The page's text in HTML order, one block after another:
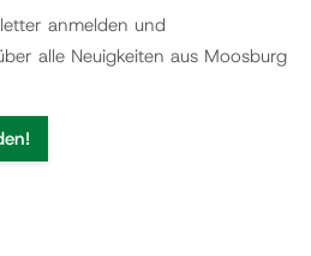
anmelden und
alle Neuigkeiten aus Moosburg